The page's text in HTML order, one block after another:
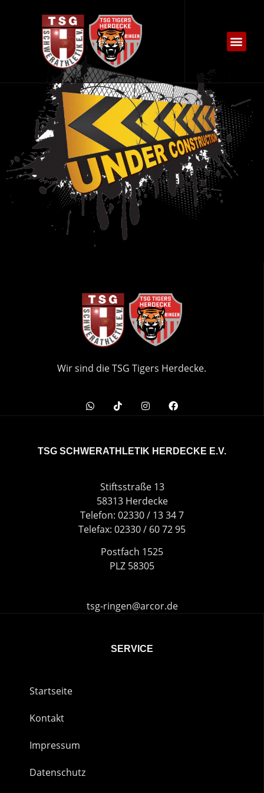
Wir sind die TSG Tigers Herdecke.
TSG SCHWERATHLETIK HERDECKE E.V.
Stiftsstraße 13
58313 Herdecke
Telefon: 02330 / 13 34 7
Telefax: 02330 / 60 72 95
Postfach 1525
PLZ 58305
tsg-ringen@arcor.de
SERVICE
Startseite
Kontakt
Impressum
Datenschutz